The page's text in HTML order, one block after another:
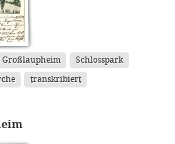
Großlaupheim Schlosspark
transkribiert